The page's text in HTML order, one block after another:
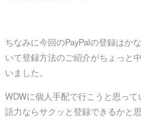
ちなみに今回のPayPalの登録はか
いて登録方法のご紹介がちょっと
いました。
WDWに個人手配で行こうと思っ
語力ならサクッと登録できるかと思